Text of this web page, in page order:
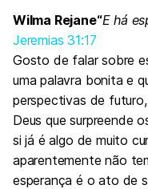
Wilma Rejane“E há
Jeremias 31:17
Gosto de falar sobre
uma palavra bonita e
perspectivas de
Deus que surpreende
si já é algo de muito
aparentemente não
esperança é o ato de